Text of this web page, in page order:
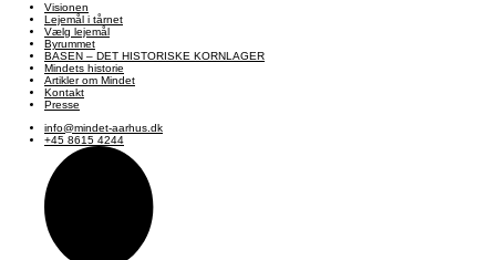
Visionen
Lejemål i tårnet
Vælg lejemål
Byrummet
BASEN – DET HISTORISKE KORNLAGER
Mindets historie
Artikler om Mindet
Kontakt
Presse
info@mindet-aarhus.dk
+45 8615 4244